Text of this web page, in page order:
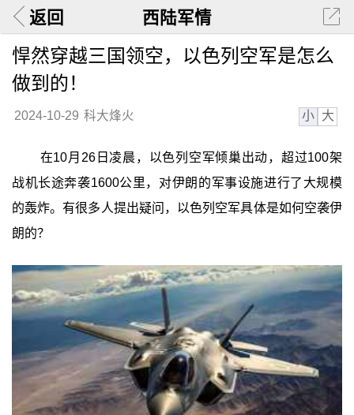
返回 西陆军情
悍然穿越三国领空，以色列空军是怎么
做到的！
2024-10-29 科大烽火 小 大
在10月26日凌晨，以色列空军倾巢出动，超过100架
战机长途奔袭1600公里，对伊朗的军事设施进行了大规模
的轰炸。有很多人提出疑问，以色列空军具体是如何空袭伊
朗的？